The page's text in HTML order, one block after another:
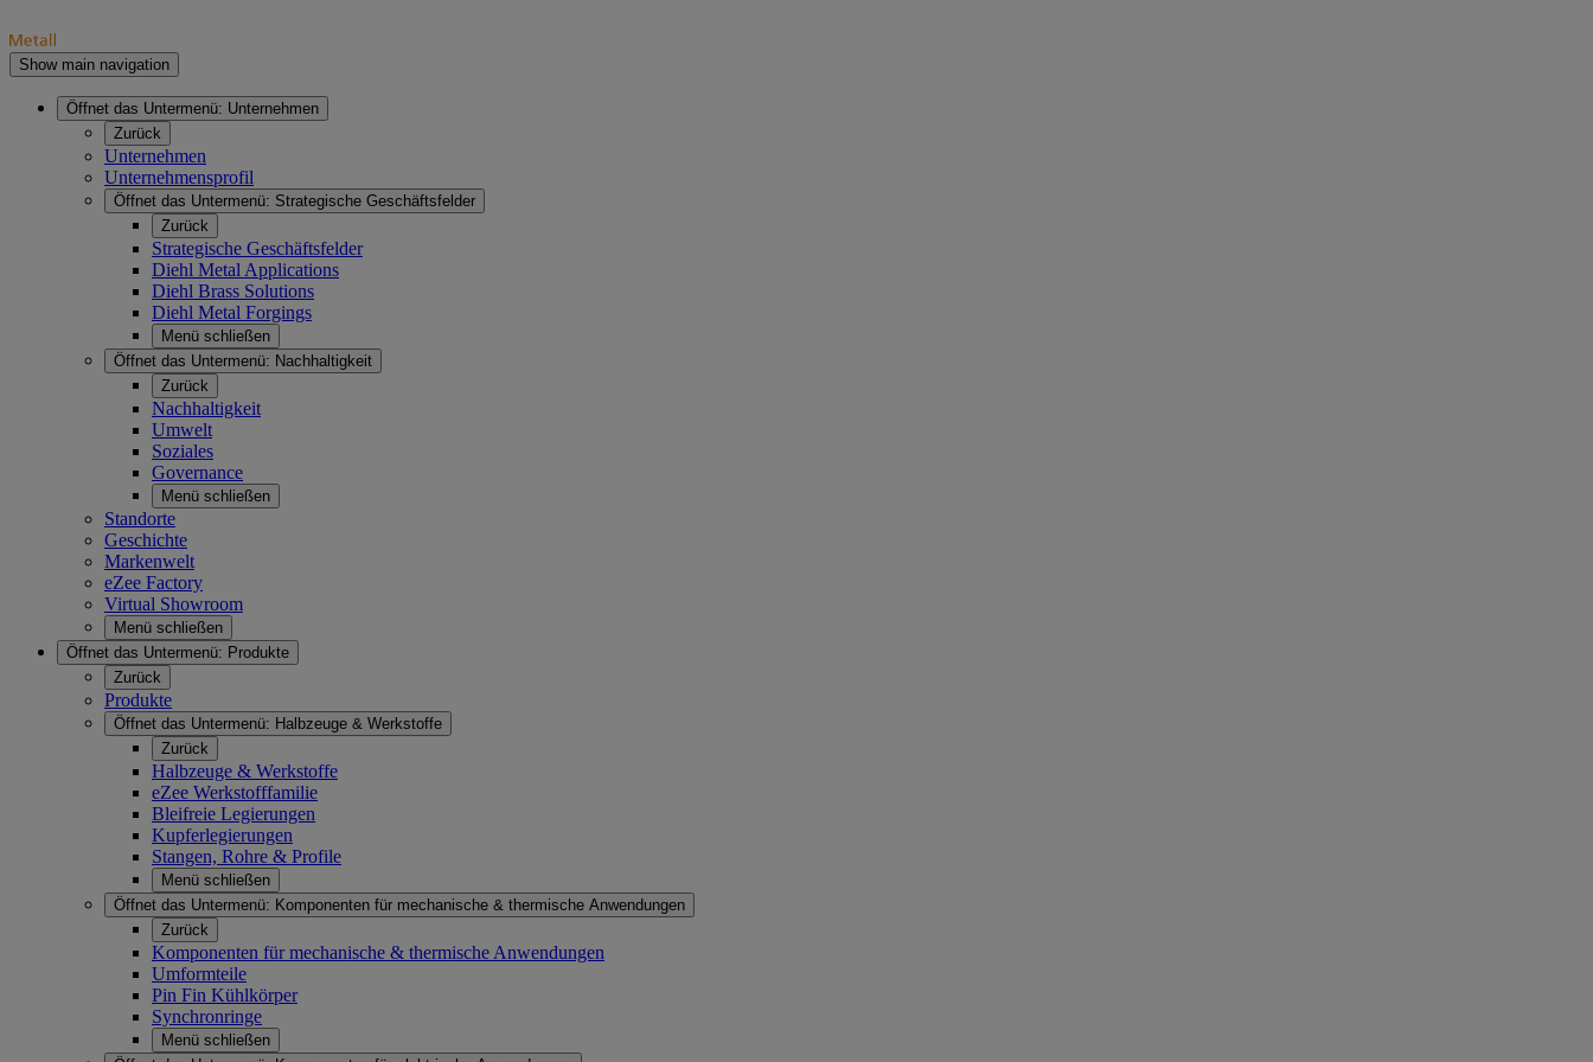
Show main navigation
Öffnet das Untermenü: Unternehmen
Zurück
Unternehmen
Unternehmensprofil
Öffnet das Untermenü: Strategische Geschäftsfelder
Zurück
Strategische Geschäftsfelder
Diehl Metal Applications
Diehl Brass Solutions
Diehl Metal Forgings
Menü schließen
Öffnet das Untermenü: Nachhaltigkeit
Zurück
Nachhaltigkeit
Umwelt
Soziales
Governance
Menü schließen
Standorte
Geschichte
Markenwelt
eZee Factory
Virtual Showroom
Menü schließen
Öffnet das Untermenü: Produkte
Zurück
Produkte
Öffnet das Untermenü: Halbzeuge & Werkstoffe
Zurück
Halbzeuge & Werkstoffe
eZee Werkstofffamilie
Bleifreie Legierungen
Kupferlegierungen
Stangen, Rohre & Profile
Menü schließen
Öffnet das Untermenü: Komponenten für mechanische & thermische Anwendungen
Zurück
Komponenten für mechanische & thermische Anwendungen
Umformteile
Pin Fin Kühlkörper
Synchronringe
Menü schließen